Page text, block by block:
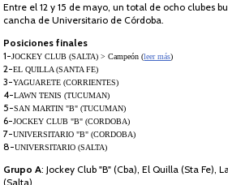
Entre el 12 y 15 de mayo, un total de ocho clubes
cancha de Universitario de Córdoba.
Posiciones finales
1-JOCKEY CLUB (SALTA) > Campeón (leer más)
2-EL QUILLA (SANTA FE)
3-YAGUARETE (CORRIENTES)
4-LAWN TENIS (TUCUMAN)
5-SAN MARTIN "B" (TUCUMAN)
6-JOCKEY CLUB "B" (CORDOBA)
7-UNIVERSITARIO "B" (CORDOBA)
8-UNIVERSITARIO (SALTA)
Grupo A: Jockey Club "B" (Cba), El Quilla (Sta Fe),
(Salta)